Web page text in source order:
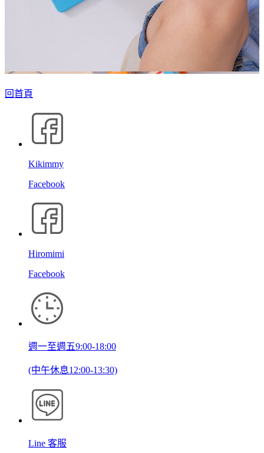
回首頁
Kikimmy
Facebook
Hiromimi
Facebook
週一至週五9:00-18:00
(中午休息12:00-13:30)
Line 客服